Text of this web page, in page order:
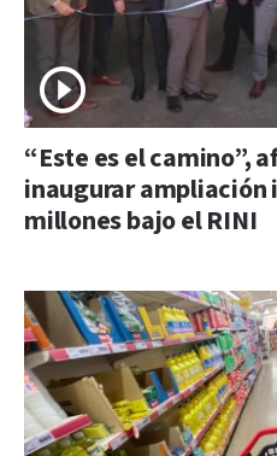
“Este es el camino”,
inaugurar ampliación
millones bajo el RINI